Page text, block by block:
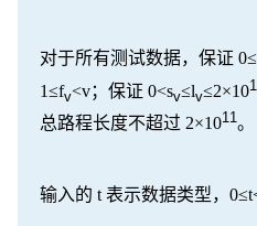
对于所有测试数据，保证
1≤fv<v；保证 0<sv≤lv≤2×10
总路程长度不超过 2×1011。
输入的 t 表示数据类型，